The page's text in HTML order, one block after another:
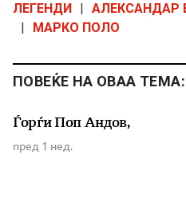
ЛЕГЕНДИ
АЛЕКСАНДАР
МАРКО ПОЛО
ПОВЕЌЕ НА ОВАА ТЕМА:
Ѓорѓи Поп Андов,
пред 1 нед.